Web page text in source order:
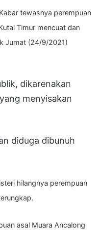
tewasnya perempuan
Timur mencuat dan
Jumat (24/9/2021)
dikarenakan
menyisakan
diduga dibunuh
isteri hilangnya perempuan
asal Muara Ancalong